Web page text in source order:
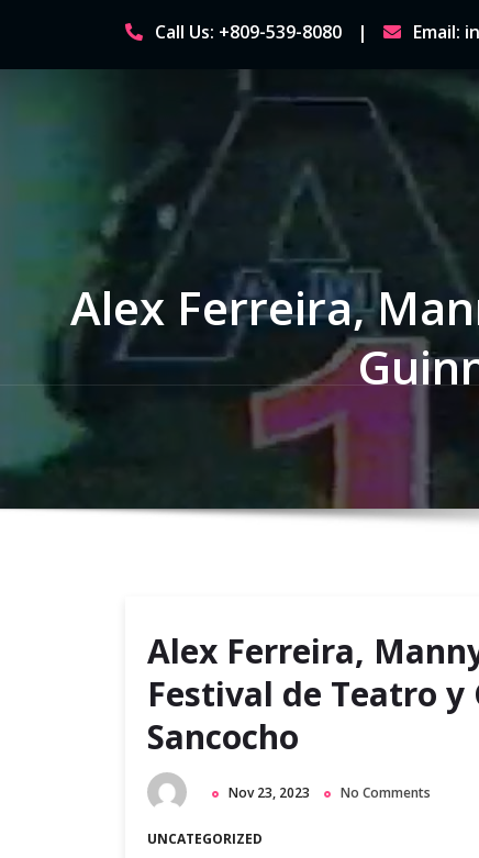
content
Call Us: +809-539-8080 Email:
Alex Ferreira,
Alex Ferreira,
Festival de Teatro y
Sancocho
Nov 23, 2023 No Comments
UNCATEGORIZED